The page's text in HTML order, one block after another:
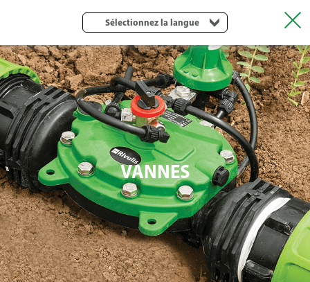
Sélectionnez la langue
VANNES